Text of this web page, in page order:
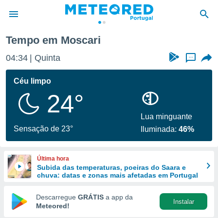
da
foi
fornecidas
a este
das
e
forma
digital
Tempo em Moscari
04:34 Quinta ...
Céu limpo
24°
Sensação de 23°
Lua minguante
Iluminada:46%
Última hora
Subida das temperaturas, poeiras do Saara e
chuva: datas e zonas mais afetadas em Portugal
Descarregue GRÁTIS a app da
Meteored!
Instalar